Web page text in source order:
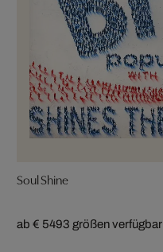
Soul Shine
ab € 5493 größen verfügbar